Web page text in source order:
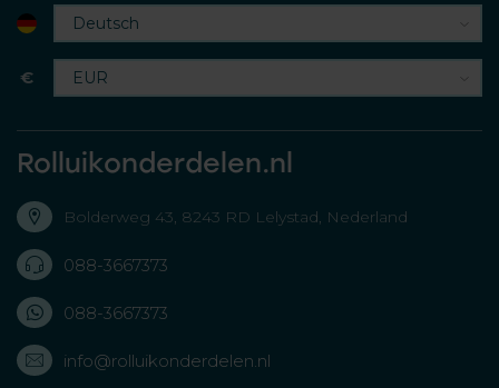
€
Rolluikonderdelen.nl
Bolderweg 43, 8243 RD Lelystad, Nederland
088-3667373
088-3667373
info@rolluikonderdelen.nl